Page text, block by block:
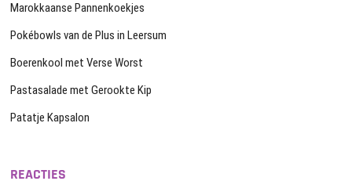
Marokkaanse Pannenkoekjes
Pokébowls van de Plus in Leersum
Boerenkool met Verse Worst
Pastasalade met Gerookte Kip
Patatje Kapsalon
REACTIES